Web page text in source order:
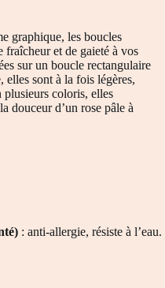
graphique, les boucles
fraîcheur et de gaieté à vos
sur un boucle rectangulaire
elles sont à la fois légères,
plusieurs coloris, elles
douceur d’un rose pâle à
: anti-allergie, résiste à l’eau.